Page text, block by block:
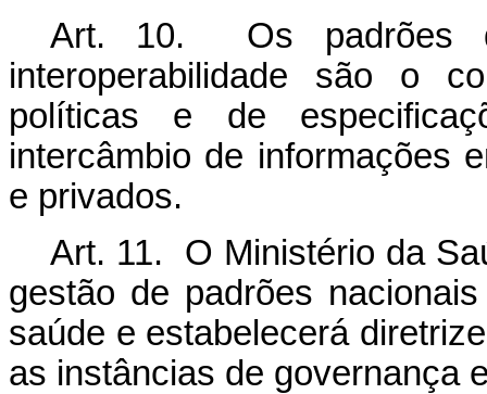
Art. 10. Os padrões
interoperabilidade são o
políticas e de
intercâmbio de informações
e privados.
Art. 11. O Ministério da
gestão de padrões
saúde e estabelecerá
as instâncias de governança